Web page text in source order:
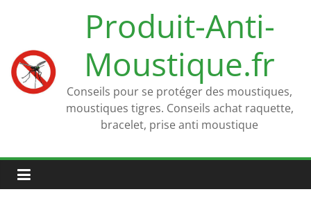
Produit-Anti-
Moustique.fr
Conseils pour se protéger des moustiques,
moustiques tigres. Conseils achat raquette,
bracelet, prise anti moustique